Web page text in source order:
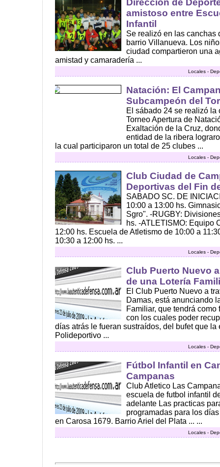
Dirección de
amistoso entre
Infantil
Se realizó en las canchas
barrio Villanueva. Los
ciudad compartieron una
amistad y camaradería ...
Locales -
Natación: El
Subcampeón del
El sábado 24 se realizó
Torneo Apertura de
Exaltación de la Cruz,
entidad de la ribera
la cual participaron un total de 25 clubes ...
Locales -
Club Ciudad de
Deportivas del Fin
SABADO SC. DE
10:00 a 13:00 hs.
Sgro". -RUGBY:
hs. -ATLETISMO: Equipo
12:00 hs. Escuela de Atletismo de 10:00 a
10:30 a 12:00 hs. ...
Locales -
Club Puerto Nuevo
de una Lotería
El Club Puerto Nuevo a
Damas, está anunciando
Familiar, que tendrá
con los cuales poder
días atrás le fueran sustraídos, del bufet que la
Polideportivo ...
Locales -
Fútbol Infantil en
Campanas
Club Atletico Las
escuela de futbol infantil
adelante Las practicas
programadas para los
en Carosa 1679. Barrio Ariel del Plata ... ...
Locales -